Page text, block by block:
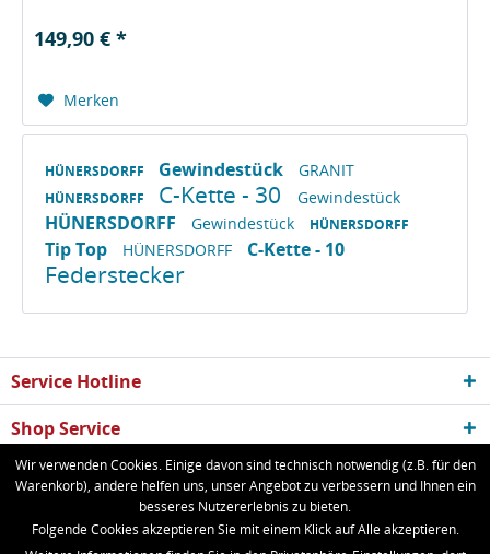
149,90 € *
Merken
HÜNERSDORFF Gewindestück GRANIT
HÜNERSDORFF C-Kette - 30 Gewindestück
HÜNERSDORFF Gewindestück HÜNERSDORFF
Tip Top HÜNERSDORFF C-Kette - 10
Federstecker
Service Hotline
Shop Service
Informationen
Newsletter
Wir verwenden Cookies. Einige davon sind technisch notwendig (z.B. für den
Warenkorb), andere helfen uns, unser Angebot zu verbessern und Ihnen ein
besseres Nutzererlebnis zu bieten.
Folgende Cookies akzeptieren Sie mit einem Klick auf Alle akzeptieren.